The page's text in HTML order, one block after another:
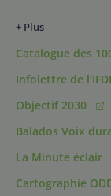
+ Plus
Catalogue des
Infolettre de
Objectif 2030
Balados Voix
La Minute éclair
Cartographie